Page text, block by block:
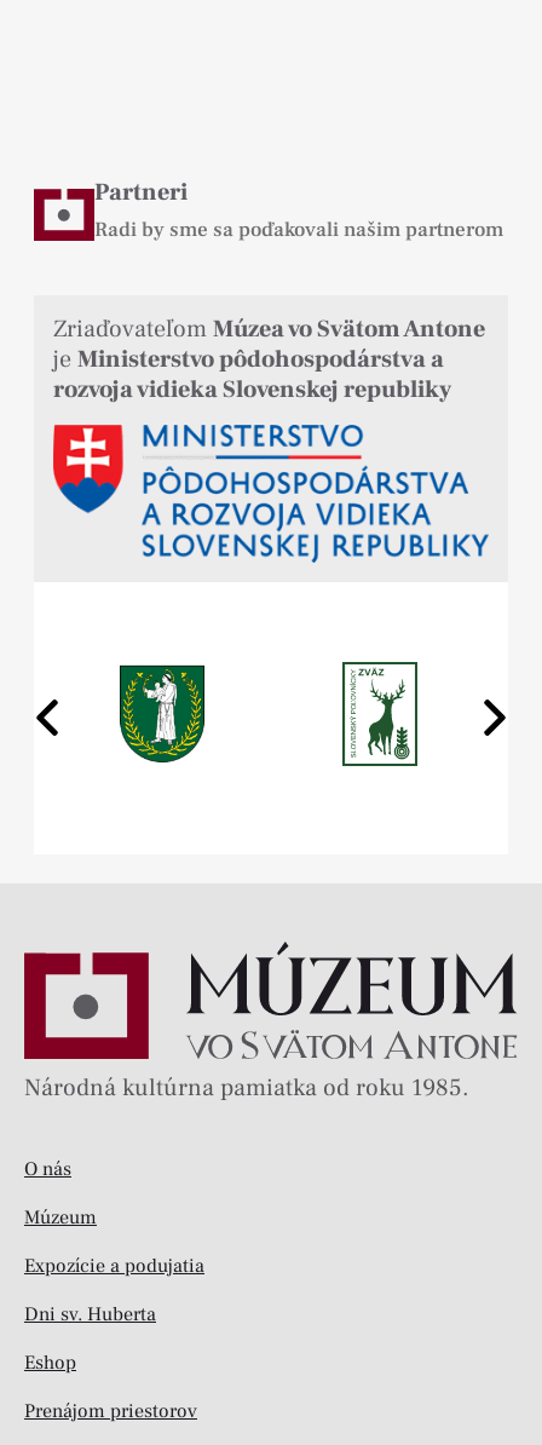
Partneri
Radi by sme sa poďakovali našim partnerom
ZriaďovateľomMúzea vo Svätom Antone
je Ministerstvo pôdohospodárstva a
rozvoja vidieka Slovenskej republiky
Národná kultúrna pamiatka od roku 1985.
O nás
Múzeum
Expozície a podujatia
Dni sv. Huberta
Eshop
Prenájom priestorov